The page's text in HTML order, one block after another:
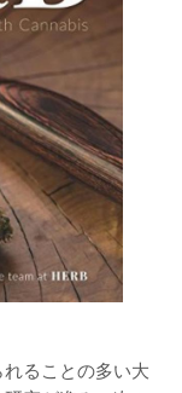
ることの多い大